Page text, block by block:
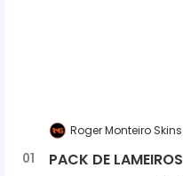
Roger Monteiro Skins
PACK DE LAMEIROS